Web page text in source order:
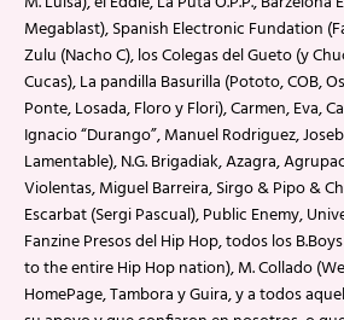
Megablast), Spanish Electronic Fundation
Zulu (Nacho C), los Colegas del Gueto (y
Cucas), La pandilla Basurilla (Pototo, COB,
Ponte, Losada, Floro y Flori), Carmen, Eva,
Ignacio “Durango”, Manuel Rodriguez,
Lamentable), N.G. Brigadiak, Azagra,
Violentas, Miguel Barreira, Sirgo & Pipo &
Escarbat (Sergi Pascual), Public Enemy,
Fanzine Presos del Hip Hop, todos los
to the entire Hip Hop nation), M. Collado
HomePage, Tambora y Guira, y a todos